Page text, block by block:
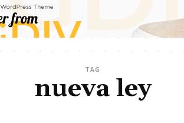
TAG
nueva ley